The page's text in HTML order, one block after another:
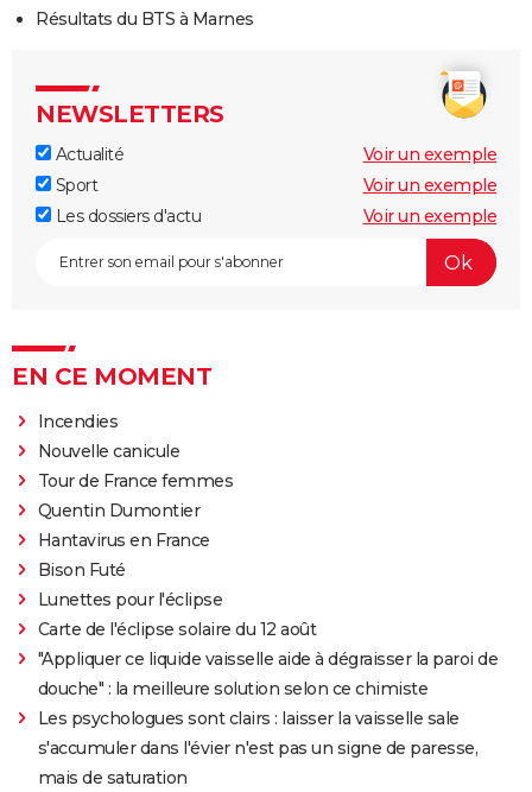
Résultats du BTS à Marnes
NEWSLETTERS
Actualité
Voir un exemple
Sport
Voir un exemple
Les dossiers d'actu
Voir un exemple
EN CE MOMENT
Incendies
Nouvelle canicule
Tour de France femmes
Quentin Dumontier
Hantavirus en France
Bison Futé
Lunettes pour l'éclipse
Carte de l'éclipse solaire du 12 août
"Appliquer ce liquide vaisselle aide à dégraisser la paroi de
douche" : la meilleure solution selon ce chimiste
Les psychologues sont clairs : laisser la vaisselle sale
s'accumuler dans l'évier n'est pas un signe de paresse,
mais de saturation